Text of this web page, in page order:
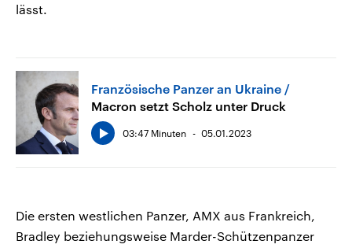
lässt.
Französische Panzer an Ukraine
Macron setzt Scholz unter Druck
03:47 Minuten 05.01.2023
Die ersten westlichen Panzer, AMX aus Frankreich,
Bradley beziehungsweise Marder-Schützenpanzer